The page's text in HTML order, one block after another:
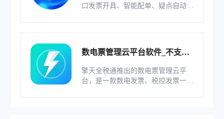
口发票开具、智能配单、疑点自动检
数电票管理云平台软件_不支持
擎天全税通推出的数电票管理云平
台，是一款数电发票、税控发票一体